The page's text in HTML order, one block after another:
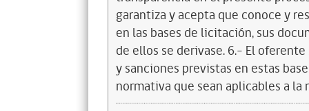
garantiza y acepta que conoce y
en las bases de licitación, sus
de ellos se derivase. 6.- El
y sanciones previstas en estas
normativa que sean aplicables a la